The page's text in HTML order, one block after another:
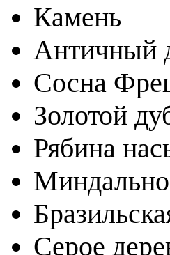
Камень
Античный
Сосна
Золотой
Рябина
Серое